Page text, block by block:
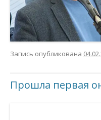
Запись опубликована
Прошла первая